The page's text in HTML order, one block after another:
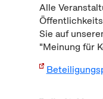
Alle
Sie auf
"Meinung für